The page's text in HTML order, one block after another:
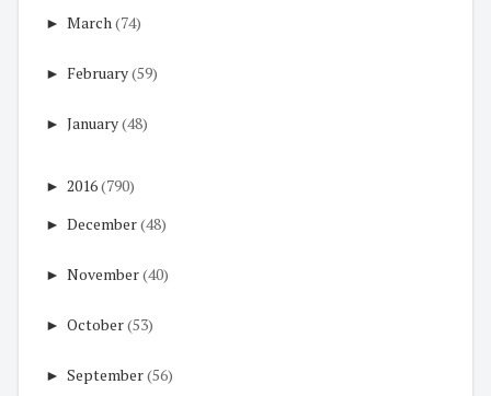
► March(74)
► February(59)
► January(48)
► 2016(790)
► December(48)
► November(40)
► October(53)
► September(56)